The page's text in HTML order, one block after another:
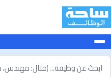
تخطى
إلى
المحتوى
ابحث